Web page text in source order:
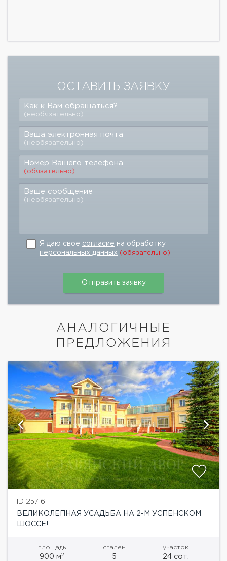
ОСТАВИТЬ ЗАЯВКУ
Как к Вам обращаться?
(необязательно)
Ваша электронная почта
(необязательно)
Номер Вашего телефона
(обязательно)
Ваше сообщение
(необязательно)
Я даю свое согласие на обработку
персональных данных (обязательно)
АНАЛОГИЧНЫЕ
ПРЕДЛОЖЕНИЯ
ID 25716
ВЕЛИКОЛЕПНАЯ УСАДЬБА НА 2-М УСПЕНСКОМ
ШОССЕ!
площадь
900 м2
спален
5
участок
24 сот.